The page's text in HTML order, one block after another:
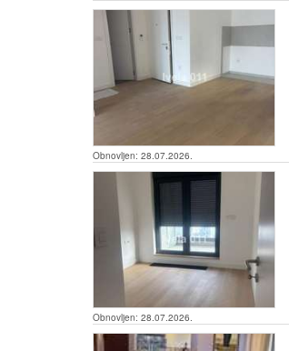
Obnovljen: 28.07.2026.
Obnovljen: 28.07.2026.